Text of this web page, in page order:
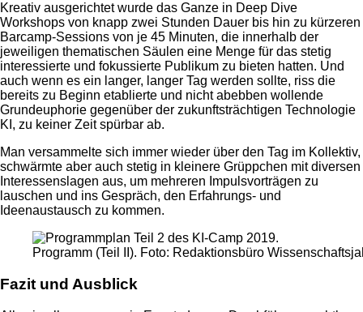
Kreativ ausgerichtet wurde das Ganze in Deep Dive
Workshops von knapp zwei Stunden Dauer bis hin zu kürzeren
Barcamp-Sessions von je 45 Minuten, die innerhalb der
jeweiligen thematischen Säulen eine Menge für das stetig
interessierte und fokussierte Publikum zu bieten hatten. Und
auch wenn es ein langer, langer Tag werden sollte, riss die
bereits zu Beginn etablierte und nicht abebben wollende
Grundeuphorie gegenüber der zukunftsträchtigen Technologie
KI, zu keiner Zeit spürbar ab.
Man versammelte sich immer wieder über den Tag im Kollektiv,
schwärmte aber auch stetig in kleinere Grüppchen mit diversen
Interessenslagen aus, um mehreren Impulsvorträgen zu
lauschen und ins Gespräch, den Erfahrungs- und
Ideenaustausch zu kommen.
Programm (Teil II). Foto: Redaktionsbüro
Fazit und Ausblick